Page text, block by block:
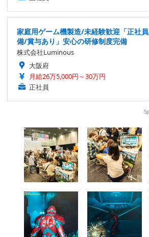
家庭用ゲーム機製造/未経験歓迎「正社
備/賞与あり」安心の研修制度完備
株式会社Luminous
大阪府
月給26万5,000円～30万円
正社員